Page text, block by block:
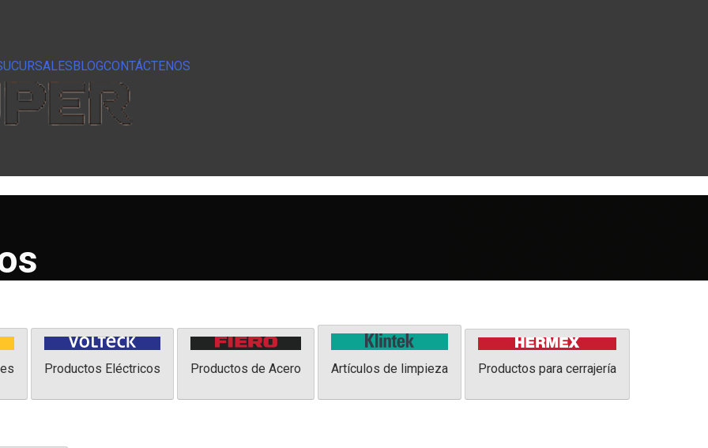
BLOGCONTÁCTENOS
Productos Eléctricos Productos de Acero Artículos de limpieza Productos para cerrajería